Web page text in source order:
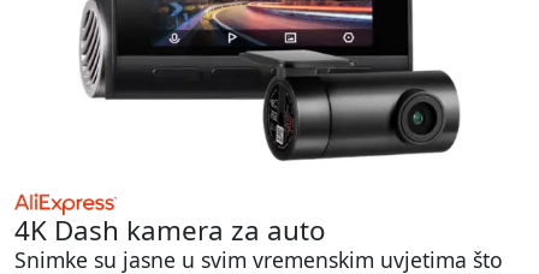
4K Dash kamera za auto
Snimke su jasne u svim vremenskim uvjetima što